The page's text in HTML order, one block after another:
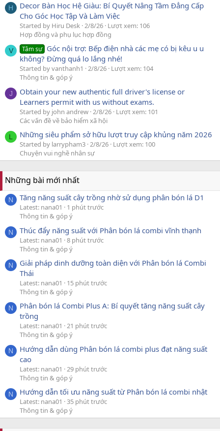
H
Decor Bàn Học Hệ Giàu: Bí Quyết Nâng Tầm Đẳng Cấp
Cho Góc Học Tập Và Làm Việc
Started by Hiru Desk 2/8/26 Lượt xem: 106
Hợp đồng và phụ lục hợp đồng
V Tâm sự Góc nội trợ: Bếp điện nhà các mẹ có bị kêu u u
không? Đừng quá lo lắng nhé!
Started by vanthanh1 2/8/26 Lượt xem: 104
Thông tin & góp ý
J
Obtain your new authentic full driver's license or
Learners permit with us without exams.
Started by john andrew 2/8/26 Lượt xem: 101
Các vấn đề về bảo hiểm xã hội
L Những siêu phẩm sở hữu lượt truy cập khủng năm 2026
Started by larrypham3 2/8/26 Lượt xem: 100
Chuyện vui nghề nhân sự
Những bài mới nhất
N Tăng năng suất cây trồng nhờ sử dụng phân bón lá D1
Latest: nana01
1 phút trước
Thông tin & góp ý
N Thúc đẩy năng suất với Phân bón lá combi vĩnh thạnh
Latest: nana01
8 phút trước
Thông tin & góp ý
N
Giải pháp dinh dưỡng toàn diện với Phân bón lá Combi
Thái
Latest: nana01
15 phút trước
Thông tin & góp ý
N
Phân bón lá Combi Plus A: Bí quyết tăng năng suất cây
trồng
Latest: nana01
21 phút trước
Thông tin & góp ý
N
Hướng dẫn dùng Phân bón lá combi plus đạt năng suất
cao
Latest: nana01
29 phút trước
Thông tin & góp ý
N Hướng dẫn tối ưu năng suất từ Phân bón lá combi nhật
Latest: nana01
35 phút trước
Thông tin & góp ý